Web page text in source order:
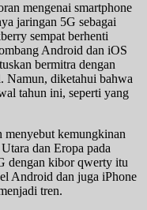
mengenai smartphone
jaringan 5G sebagai
sempat berhenti
Android dan iOS
bermitra dengan
Namun, diketahui bahwa
tahun ini, seperti yang
kemungkinan
dan Eropa pada
dengan kibor qwerty itu
Android dan juga iPhone
tren.